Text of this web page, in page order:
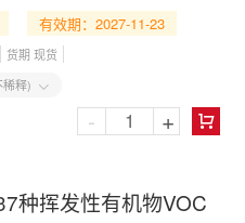
有效期：2027-11-23
货期 现货
释) 

- +
种挥发性有机物VOC